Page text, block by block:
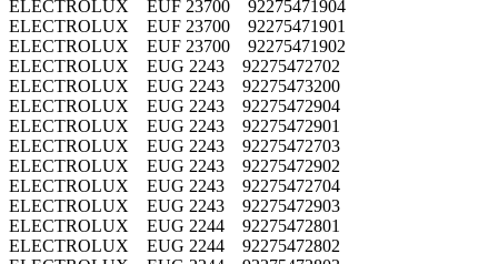
ELECTROLUX EUF 23700 92275471904
ELECTROLUX EUF 23700 92275471901
ELECTROLUX EUF 23700 92275471902
ELECTROLUX EUG 2243 92275472702
ELECTROLUX EUG 2243 92275473200
ELECTROLUX EUG 2243 92275472904
ELECTROLUX EUG 2243 92275472901
ELECTROLUX EUG 2243 92275472703
ELECTROLUX EUG 2243 92275472902
ELECTROLUX EUG 2243 92275472704
ELECTROLUX EUG 2243 92275472903
ELECTROLUX EUG 2244 92275472801
ELECTROLUX EUG 2244 92275472802